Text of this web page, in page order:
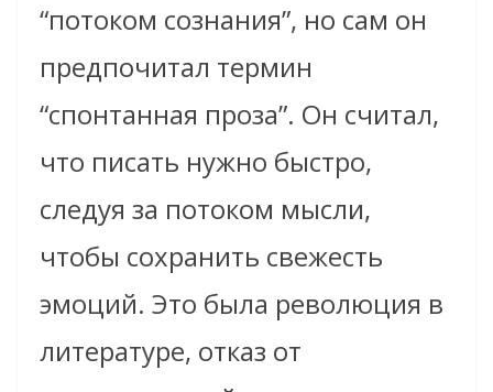
“потоком сознания”, но сам он
предпочитал термин
“спонтанная проза”. Он считал,
что писать нужно быстро,
следуя за потоком мысли,
чтобы сохранить свежесть
эмоций. Это была революция в
литературе, отказ от